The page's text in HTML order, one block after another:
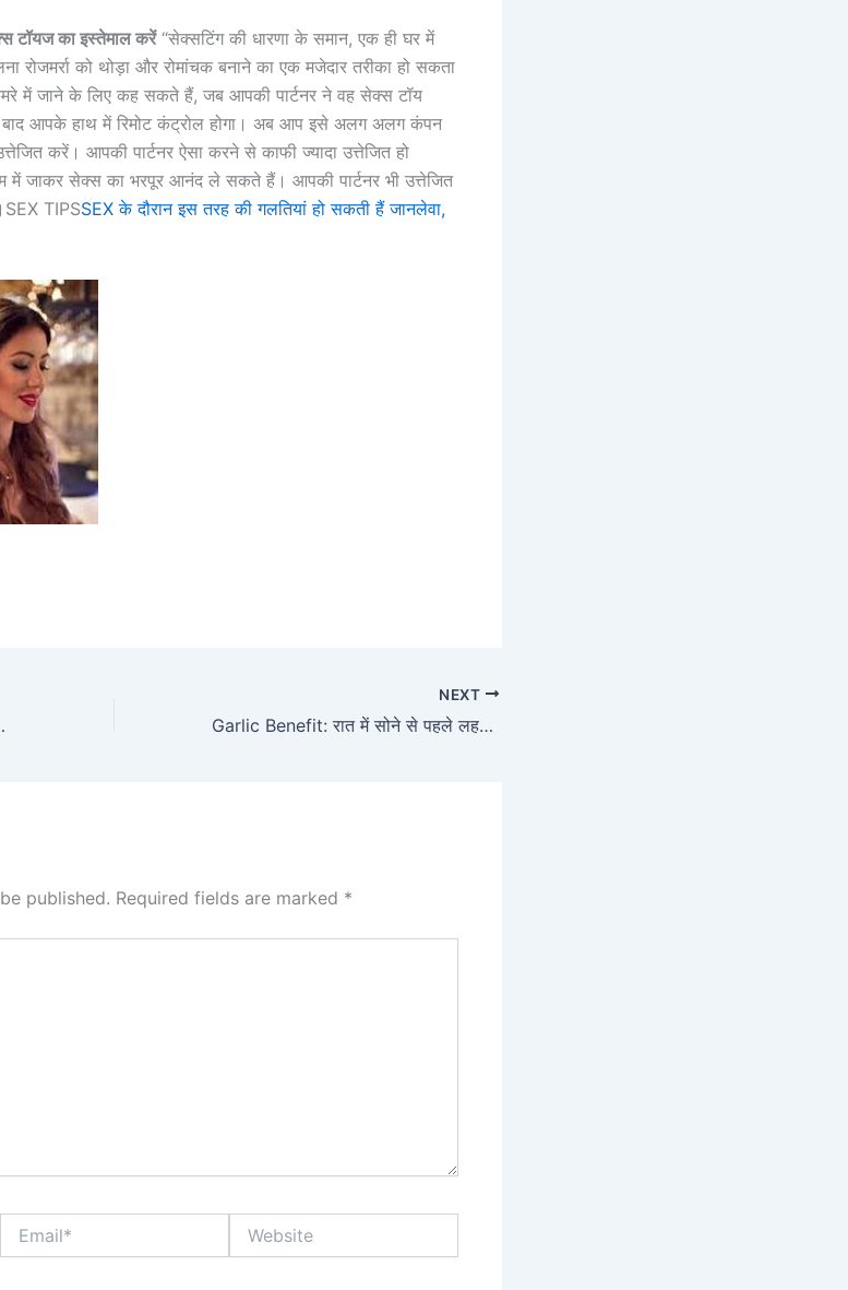
टॉयज का इस्तेमाल करें“सेक्सटिंग की धारणा के समान, एक ही घर में
रोजमर्रा को थोड़ा और रोमांचक बनाने का एक मजेदार तरीका हो सकता
में जाने के लिए कह सकते हैं, जब आपकी पार्टनर ने वह सेक्स टॉय
बाद आपके हाथ में रिमोट कंट्रोल होगा। अब आप इसे अलग अलग कंपन
करें। आपकी पार्टनर ऐसा करने से काफी ज्यादा उत्तेजित हो
जाकर सेक्स का भरपूर आनंद ले सकते हैं। आपकी पार्टनर भी उत्तेजित
TIPSSEX के दौरान इस तरह की गलतियां हो सकती हैं जानलेवा,
कहते हैं चिकित्सक
NEXT
Garlic Benefit: रात में सोने से पहले लहसुन से करें ये उपाय, सफल होंगी सभी मनोकामनाएं
published. Required fields are marked *